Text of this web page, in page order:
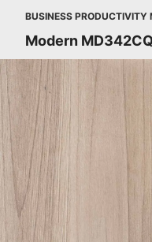
BUSINESS PRODUCTIVITY
Modern